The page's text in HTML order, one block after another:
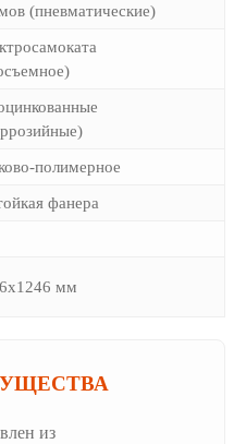
(пневматические)
полимерное
фанера
мм
из